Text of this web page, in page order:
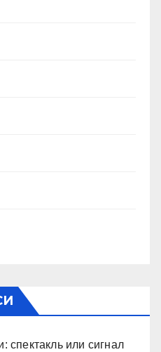
спектакль или сигнал